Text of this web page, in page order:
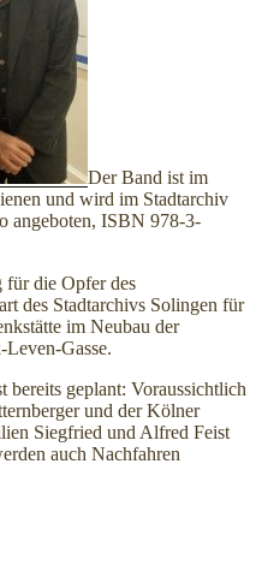
Der Band ist im
und wird im Stadtarchiv
angeboten, ISBN 978-3-
für die Opfer des
des Stadtarchivs Solingen für
im Neubau der
Leven-Gasse.
bereits geplant: Voraussichtlich
und der Kölner
Siegfried und Alfred Feist
auch Nachfahren